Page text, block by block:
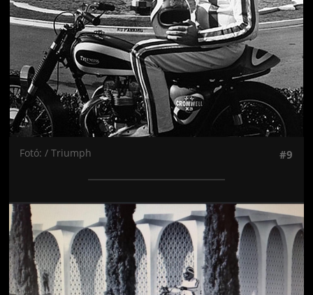
Fotó: / Triumph #9
Jön még kép!